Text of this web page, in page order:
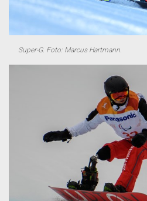
Super-G. Foto: Marcus Hartmann.